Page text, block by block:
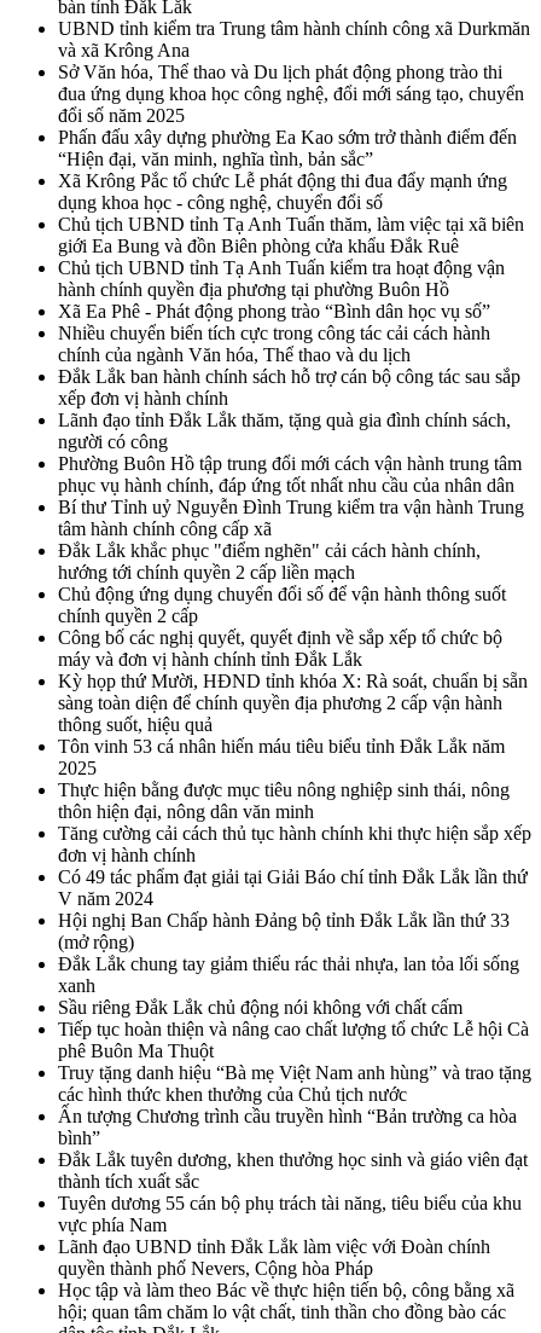
bàn tỉnh Đắk Lắk
UBND tỉnh kiểm tra Trung tâm hành chính công xã Durkmăn
và xã Krông Ana
Sở Văn hóa, Thể thao và Du lịch phát động phong trào thi
đua ứng dụng khoa học công nghệ, đổi mới sáng tạo, chuyển
đổi số năm 2025
Phấn đấu xây dựng phường Ea Kao sớm trở thành điểm đến
“Hiện đại, văn minh, nghĩa tình, bản sắc”
Xã Krông Pắc tổ chức Lễ phát động thi đua đẩy mạnh ứng
dụng khoa học - công nghệ, chuyển đổi số
Chủ tịch UBND tỉnh Tạ Anh Tuấn thăm, làm việc tại xã biên
giới Ea Bung và đồn Biên phòng cửa khẩu Đắk Ruê
Chủ tịch UBND tỉnh Tạ Anh Tuấn kiểm tra hoạt động vận
hành chính quyền địa phương tại phường Buôn Hồ
Xã Ea Phê - Phát động phong trào “Bình dân học vụ số”
Nhiều chuyển biến tích cực trong công tác cải cách hành
chính của ngành Văn hóa, Thể thao và du lịch
Đắk Lắk ban hành chính sách hỗ trợ cán bộ công tác sau sắp
xếp đơn vị hành chính
Lãnh đạo tỉnh Đắk Lắk thăm, tặng quà gia đình chính sách,
người có công
Phường Buôn Hồ tập trung đổi mới cách vận hành trung tâm
phục vụ hành chính, đáp ứng tốt nhất nhu cầu của nhân dân
Bí thư Tỉnh uỷ Nguyễn Đình Trung kiểm tra vận hành Trung
tâm hành chính công cấp xã
Đắk Lắk khắc phục "điểm nghẽn" cải cách hành chính,
hướng tới chính quyền 2 cấp liền mạch
Chủ động ứng dụng chuyển đổi số để vận hành thông suốt
chính quyền 2 cấp
Công bố các nghị quyết, quyết định về sắp xếp tổ chức bộ
máy và đơn vị hành chính tỉnh Đắk Lắk
Kỳ họp thứ Mười, HĐND tỉnh khóa X: Rà soát, chuẩn bị sẵn
sàng toàn diện để chính quyền địa phương 2 cấp vận hành
thông suốt, hiệu quả
Tôn vinh 53 cá nhân hiến máu tiêu biểu tỉnh Đắk Lắk năm
2025
Thực hiện bằng được mục tiêu nông nghiệp sinh thái, nông
thôn hiện đại, nông dân văn minh
Tăng cường cải cách thủ tục hành chính khi thực hiện sắp xếp
đơn vị hành chính
Có 49 tác phẩm đạt giải tại Giải Báo chí tỉnh Đắk Lắk lần thứ
V năm 2024
Hội nghị Ban Chấp hành Đảng bộ tỉnh Đắk Lắk lần thứ 33
(mở rộng)
Đắk Lắk chung tay giảm thiểu rác thải nhựa, lan tỏa lối sống
xanh
Sầu riêng Đắk Lắk chủ động nói không với chất cấm
Tiếp tục hoàn thiện và nâng cao chất lượng tổ chức Lễ hội Cà
phê Buôn Ma Thuột
Truy tặng danh hiệu “Bà mẹ Việt Nam anh hùng” và trao tặng
các hình thức khen thưởng của Chủ tịch nước
Ấn tượng Chương trình cầu truyền hình “Bản trường ca hòa
bình”
Đắk Lắk tuyên dương, khen thưởng học sinh và giáo viên đạt
thành tích xuất sắc
Tuyên dương 55 cán bộ phụ trách tài năng, tiêu biểu của khu
vực phía Nam
Lãnh đạo UBND tỉnh Đắk Lắk làm việc với Đoàn chính
quyền thành phố Nevers, Cộng hòa Pháp
Học tập và làm theo Bác về thực hiện tiến bộ, công bằng xã
hội; quan tâm chăm lo vật chất, tinh thần cho đồng bào các